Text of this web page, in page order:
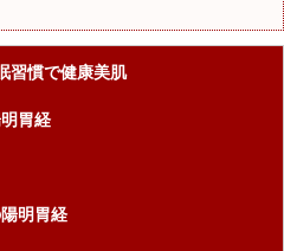
習慣で健康美肌
胃経
明胃経